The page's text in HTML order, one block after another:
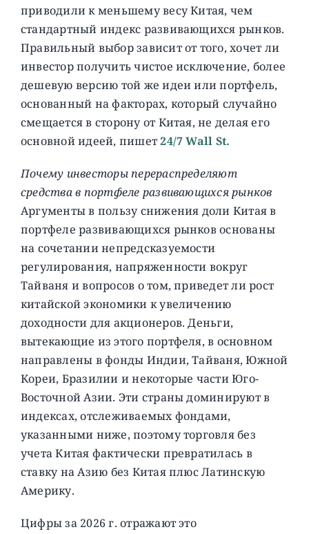
приводили к меньшему весу Китая, чем
стандартный индекс развивающихся рынков.
Правильный выбор зависит от того, хочет ли
инвестор получить чистое исключение, более
дешевую версию той же идеи или портфель,
основанный на факторах, который случайно
смещается в сторону от Китая, не делая его
основной идеей, пишет24/7 Wall St.
Почему инвесторы перераспределяют
средства в портфеле развивающихся рынков
Аргументы в пользу снижения доли Китая в
портфеле развивающихся рынков основаны
на сочетании непредсказуемости
регулирования, напряженности вокруг
Тайваня и вопросов о том, приведет ли рост
китайской экономики к увеличению
доходности для акционеров. Деньги,
вытекающие из этого портфеля, в основном
направлены в фонды Индии, Тайваня, Южной
Кореи, Бразилии и некоторые части Юго-
Восточной Азии. Эти страны доминируют в
индексах, отслеживаемых фондами,
указанными ниже, поэтому торговля без
учета Китая фактически превратилась в
ставку на Азию без Китая плюс Латинскую
Америку.
Цифры за 2026 г. отражают это